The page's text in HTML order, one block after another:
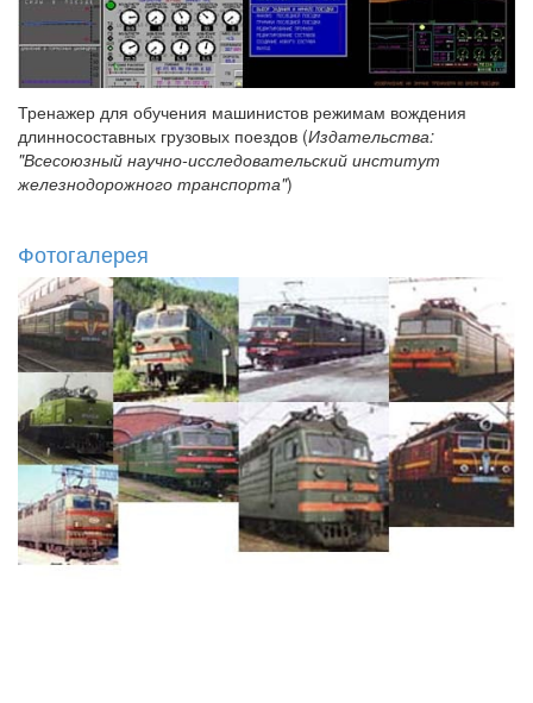
Тренажер для обучения машинистов режимам вождения
длинносоставных грузовых поездов (Издательства:
"Всесоюзный научно-исследовательский институт
железнодорожного транспорта")
Фотогалерея